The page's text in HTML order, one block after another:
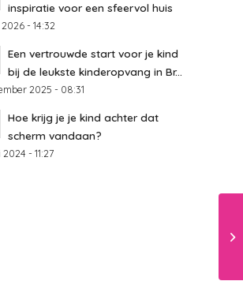
inspiratie voor een sfeervol huis
- 14:32
Een vertrouwde start voor je kind
bij de leukste kinderopvang in Br...
2025 - 08:31
Hoe krijg je je kind achter dat
scherm vandaan?
2024 - 11:27